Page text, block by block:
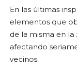
En las últimas
elementos que
de la misma en
afectando
vecinos.